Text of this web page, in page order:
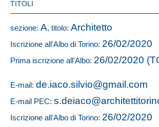
TITOLI
sezione: A, titolo: Architetto
Iscrizione all'Albo di Torino: 26/02/2020
Prima iscrizione all'Albo: 26/02/2020
E-mail: de.iaco.silvio@gmail.com
E-mail PEC:
Iscrizione all'Albo di Torino: 26/02/2020